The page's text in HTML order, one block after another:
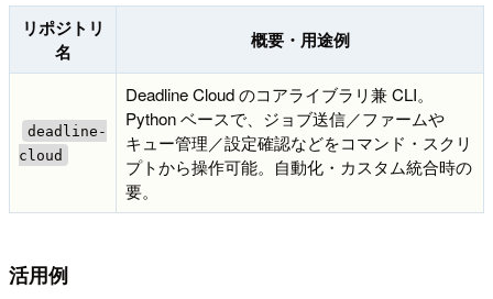
リポジトリ
名
概要・用途例
deadline-
cloud
Deadline Cloud のコアライブラリ兼 CLI。
Python ベースで、ジョブ送信／ファームや
キュー管理／設定確認などをコマンド・スクリ
プトから操作可能。自動化・カスタム統合時の
要。
活用例